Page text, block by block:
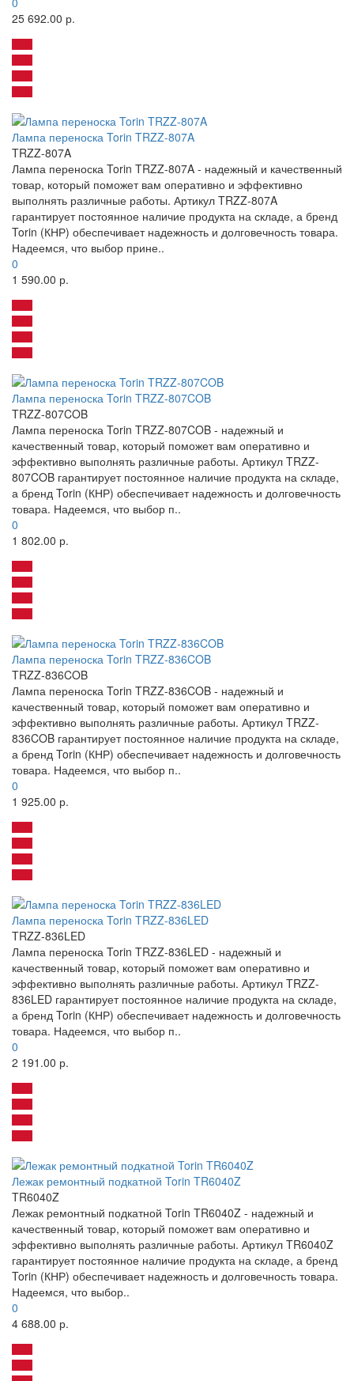
25 692.00 р.
Лампа переноска Torin TRZZ-807A
TRZZ-807A
Лампа переноска Torin TRZZ-807A - надежный и качественный
товар, который поможет вам оперативно и эффективно
выполнять различные работы. Артикул TRZZ-807A
гарантирует постоянное наличие продукта на складе, а бренд
Torin (КНР) обеспечивает надежность и долговечность товара.
Надеемся, что выбор прине..
0
1 590.00 р.
Лампа переноска Torin TRZZ-807COB
TRZZ-807COB
Лампа переноска Torin TRZZ-807COB - надежный и
качественный товар, который поможет вам оперативно и
эффективно выполнять различные работы. Артикул TRZZ-
807COB гарантирует постоянное наличие продукта на складе,
а бренд Torin (КНР) обеспечивает надежность и долговечность
товара. Надеемся, что выбор п..
0
1 802.00 р.
Лампа переноска Torin TRZZ-836COB
TRZZ-836COB
Лампа переноска Torin TRZZ-836COB - надежный и
качественный товар, который поможет вам оперативно и
эффективно выполнять различные работы. Артикул TRZZ-
836COB гарантирует постоянное наличие продукта на складе,
а бренд Torin (КНР) обеспечивает надежность и долговечность
товара. Надеемся, что выбор п..
0
1 925.00 р.
Лампа переноска Torin TRZZ-836LED
TRZZ-836LED
Лампа переноска Torin TRZZ-836LED - надежный и
качественный товар, который поможет вам оперативно и
эффективно выполнять различные работы. Артикул TRZZ-
836LED гарантирует постоянное наличие продукта на складе,
а бренд Torin (КНР) обеспечивает надежность и долговечность
товара. Надеемся, что выбор п..
0
2 191.00 р.
Лежак ремонтный подкатной Torin TR6040Z
TR6040Z
Лежак ремонтный подкатной Torin TR6040Z - надежный и
качественный товар, который поможет вам оперативно и
эффективно выполнять различные работы. Артикул TR6040Z
гарантирует постоянное наличие продукта на складе, а бренд
Torin (КНР) обеспечивает надежность и долговечность товара.
Надеемся, что выбор..
0
4 688.00 р.